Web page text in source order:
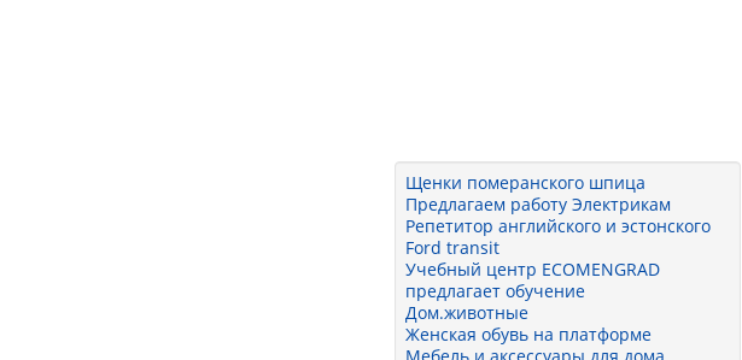
Щенки померанского шпица
Предлагаем работу Электрикам
Репетитор английского и эстонского
Ford transit
Учебный центр ECOMENGRAD
предлагает обучение
Дом.животные
Женская обувь на платформе